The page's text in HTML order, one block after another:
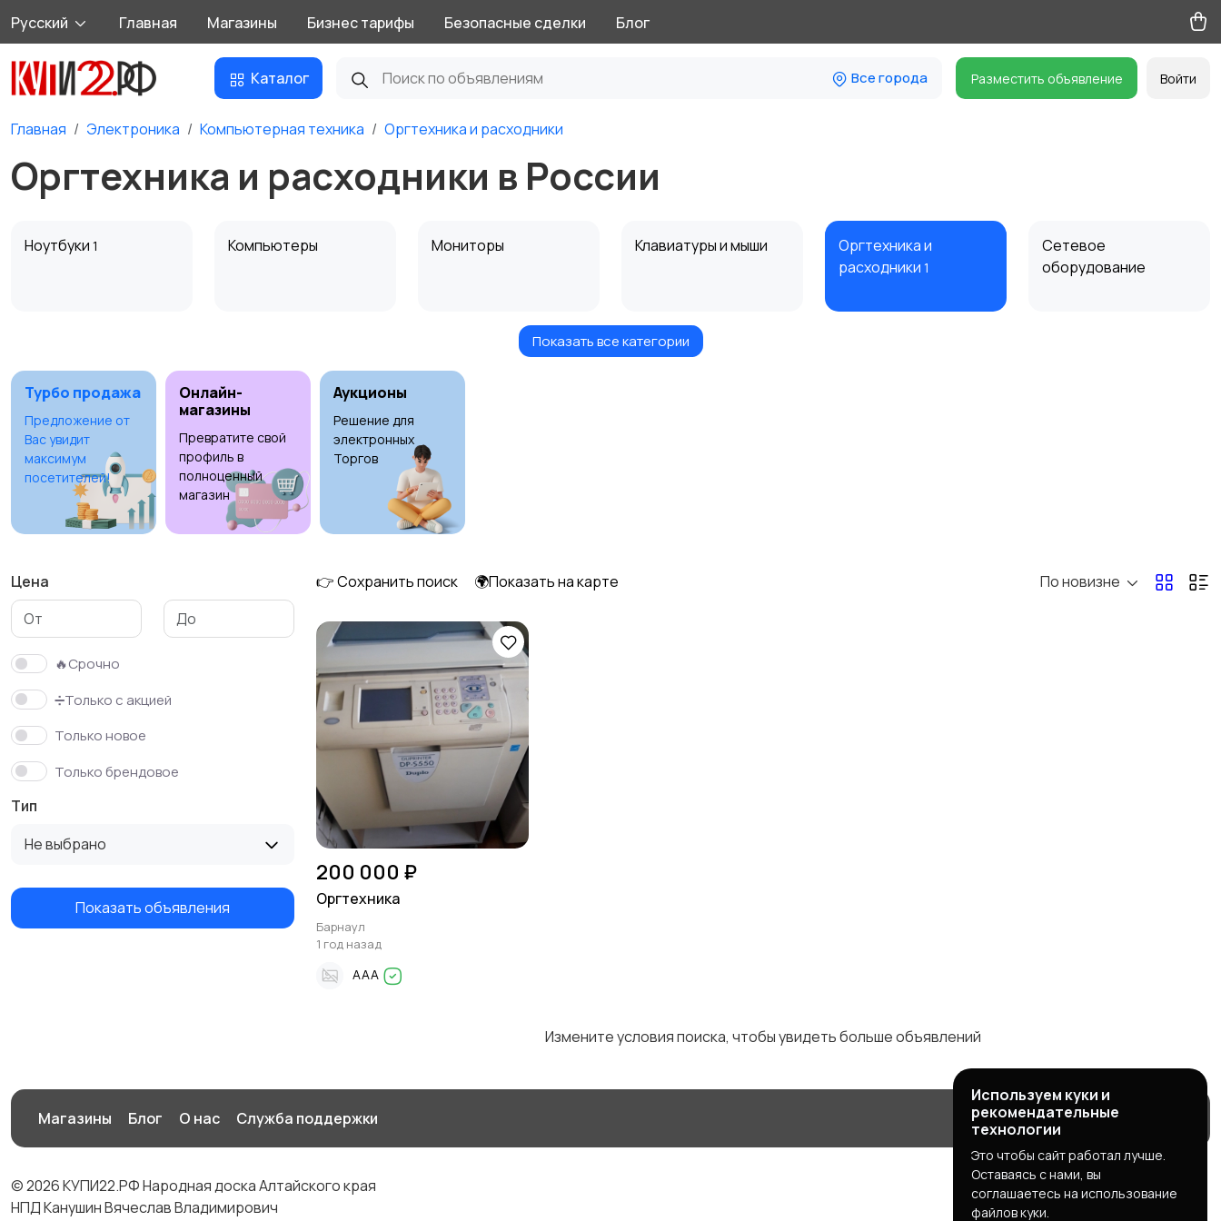
Русский Главная Магазины Бизнес тарифы Безопасные сделки Блог
Каталог Все города Разместить объявление Войти
Главная Электроника Компьютерная техника Оргтехника и расходники
Оргтехника и расходники в России
Ноутбуки 1 Компьютеры Мониторы Клавиатуры и мыши
Оргтехника и
расходники 1
Сетевое
оборудование
картридеры
Программное
обеспечение
Рули, джойстики,
Показать все категории
Турбо продажа
Предложение от
Вас увидит
максимум
посетителей!
Онлайн-
магазины
Превратите свой
профиль в
полноценный
магазин
Аукционы
Решение для
электронных
Торгов
Цена
🔥Срочно
➗Только с акцией
Только новое
Только брендовое
Тип
Не выбрано
Показать объявления
👉 Сохранить поиск 🌍Показать на карте По новизне
200 000 ₽
Оргтехника
Барнаул
1 год назад
AAA
Измените условия поиска, чтобы увидеть больше объявлений
Магазины Блог О нас Служба поддержки
© 2026 КУПИ22.РФ Народная доска Алтайского края
НПД Канушин Вячеслав Владимирович
Используем куки и
рекомендательные
технологии
Это чтобы сайт работал лучше.
Оставаясь с нами, вы
соглашаетесь на использование
файлов куки.